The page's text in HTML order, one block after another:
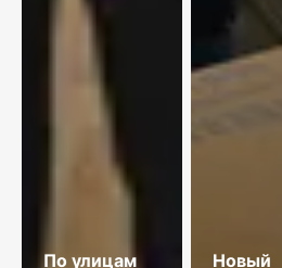
По улицам Новый